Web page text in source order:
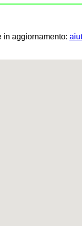
in aggiornamento: